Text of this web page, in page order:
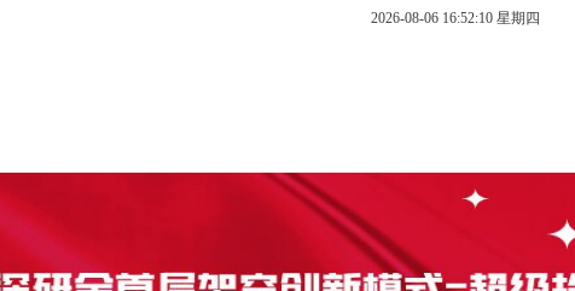
2026-08-06 16:52:11 星期四